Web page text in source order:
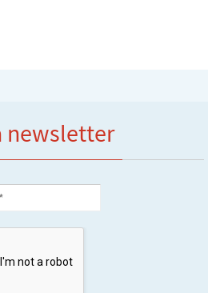
newsletter